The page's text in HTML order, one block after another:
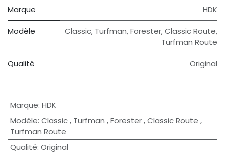
Marque HDK
Modèle Classic, Turfman,Forester,Classic Route,
Turfman Route
Qualité Original
Marque: HDK
Modèle: Classic , Turfman ,Forester ,Classic Route ,
Turfman Route
Qualité: Original